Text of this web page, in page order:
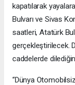
kapatılarak
Bulvarı ve Sivas
saatleri, Atatürk
gerçekleştirilecek.
caddelerde
“Dünya